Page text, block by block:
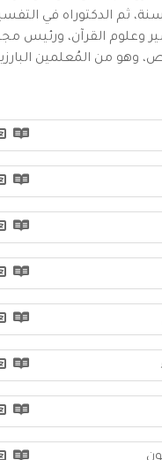
ثم الدكتوراه في
وعلوم القرآن، ورئيس
من المُعلمين